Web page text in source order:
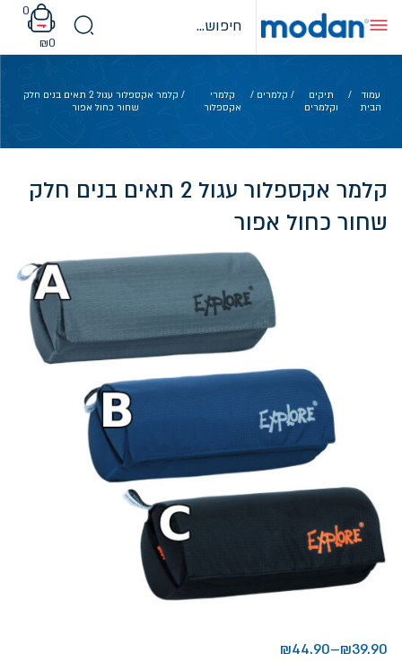
content
0
₪0
עמוד
הבית
/
תיקים
וקלמרים
/ קלמרים /
קלמרי
אקספלור
/ קלמר אקספלור עגול 2 תאים בנים חלק
שחור כחול אפור
קלמר אקספלור עגול 2 תאים בנים חלק
שחור כחול אפור
₪39.90
–
₪44.90